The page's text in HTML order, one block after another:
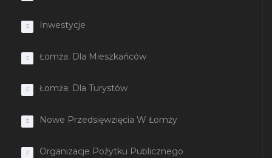
Inwestycje
Łomża: Dla Mieszkańców
Łomża: Dla Turystów
Nowe Przedsięwzięcia W Łomży
Organizacje Pożytku Publicznego